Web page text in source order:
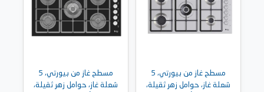
مسطح غاز من بيورتي، 5
شعلة غاز، حوامل زهر ثقيلة،
مسطح غاز من بيورتي، 5
شعلة غاز، حوامل زهر ثقيلة،